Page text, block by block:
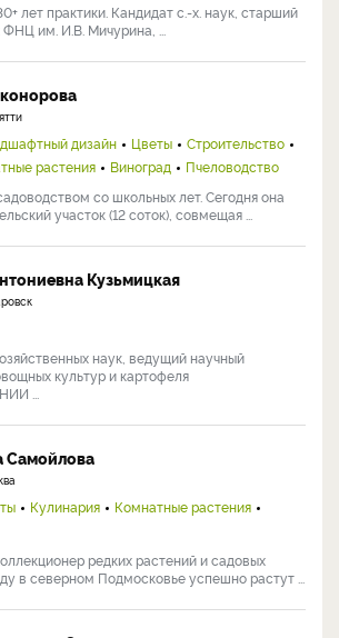
лет практики. Кандидат с.-х. наук, старший
им. И.В. Мичурина, ...
дизайн Цветы
Строительство
растения Виноград
Пчеловодство
со школьных лет. Сегодня она
участок (12 соток), совмещая ...
Кузьмицкая
наук, ведущий научный
культур и картофеля
...
Самойлова
Кулинария
Комнатные растения
редких растений и садовых
в северном Подмосковье успешно растут ...